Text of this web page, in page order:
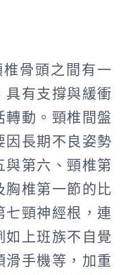
骨頭之間有一
具有支撐與緩衝
轉動。頸椎間盤
因長期不良姿勢
與第六、頸椎第
胸椎第一節的比
頸神經根，連
如上班族不自覺
滑手機等，加重